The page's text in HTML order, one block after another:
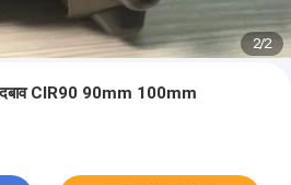
2/2
दबाव CIR90 90mm 100mm